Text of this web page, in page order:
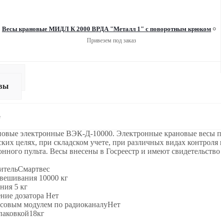
Весы крановые МИДЛ К 2000 ВРДА "Металл 1" с поворотным крюком
Привезем под заказ
электронные ВЭК-Д-10000. Электронные крановые весы
целях, при складском учете, при различных видах
пульта. Весы внесены в Госреестр и имеют
10000 кг
5 кг
дозатора Нет
модулем по радиоканалуНет